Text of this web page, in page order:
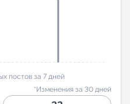
постов за 7 дней
*Изменения за 30 дней